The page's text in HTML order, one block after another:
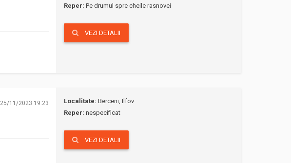
Reper: Pe drumul spre cheile rasnovei
VEZI DETALII
25/11/2023 19:23 Localitate: Berceni, Ilfov
Reper: nespecificat
VEZI DETALII